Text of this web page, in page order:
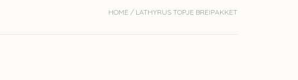
HOME / LATHYRUS TOPJE BREIPAKKET